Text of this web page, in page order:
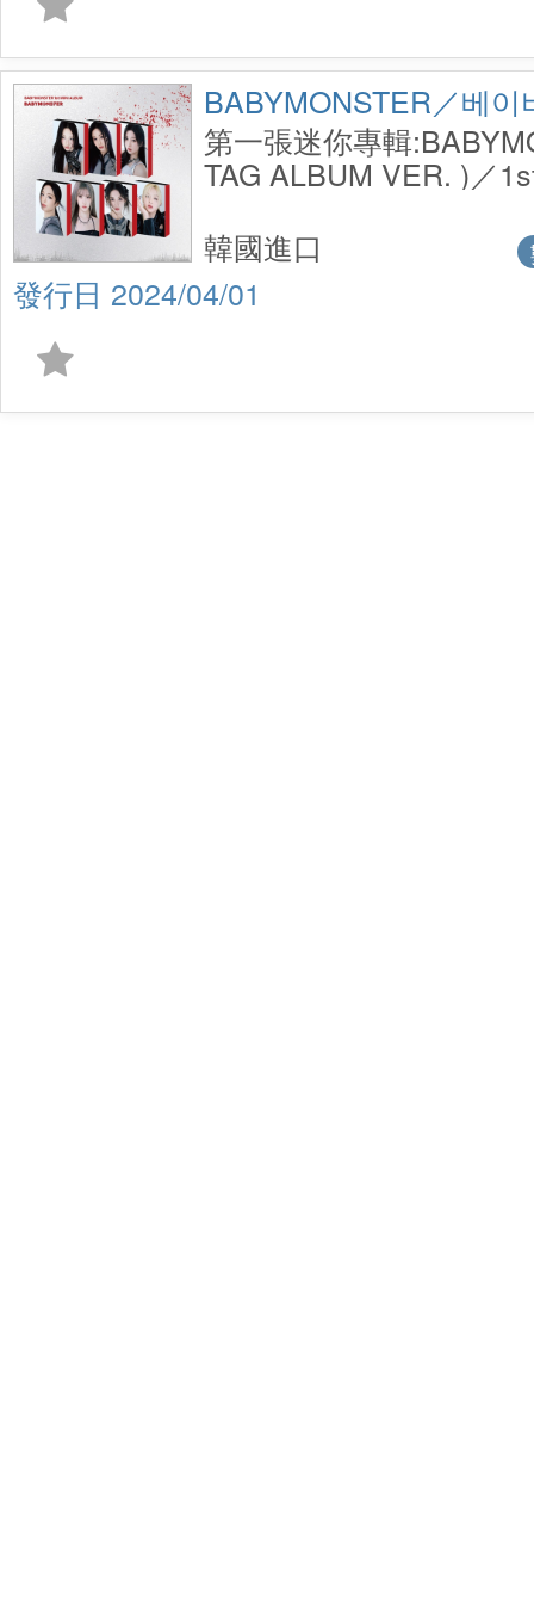
BABYMONSTER／베이
第一張迷你專輯
TAG ALBUM VER. )／
ALBUM VER. )
2024/04/01
韓國進口